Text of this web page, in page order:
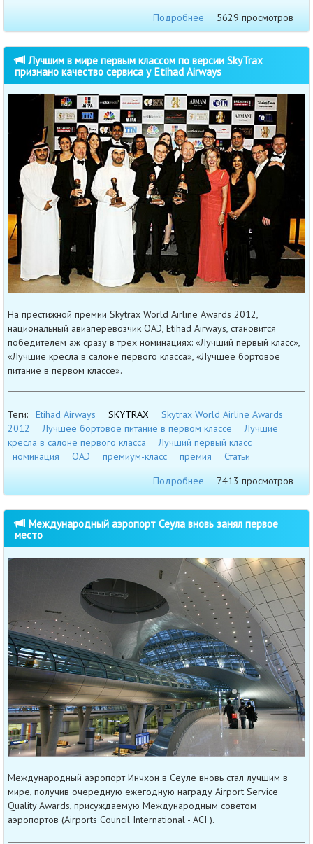
Подробнее
5629 просмотров
Лучшим в мире первым классом по версии SkyTrax
признано качество сервиса у Etihad Airways
На престижной премии Skytrax World Airline Awards 2012,
национальный авиаперевозчик ОАЭ, Etihad Airways, становится
победителем аж сразу в трех номинациях: «Лучший первый класс»,
«Лучшие кресла в салоне первого класса», «Лучшее бортовое
питание в первом классе».
Теги: Etihad Airways SKYTRAX
Skytrax World Airline Awards
2012
Лучшее бортовое питание в первом классе
Лучшие
кресла в салоне первого класса
Лучший первый класс
номинация
ОАЭ премиум-класс премия
Статьи
Подробнее
7413 просмотров
Международный аэропорт Сеула вновь занял первое
место
Международный аэропорт Инчхон в Сеуле вновь стал лучшим в
мире, получив очередную ежегодную награду Airport Service
Quality Awards, присуждаемую Международным советом
аэропортов (Airports Council International - ACI ).